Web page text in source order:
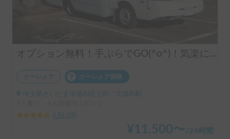
オプション無料！手ぶらでGO(^o^)！気楽に運転できるキャンピングカー!
カーシェア カーシェア保険
埼玉県さいたま市浦和区元町, ' 北浦和駅
4.86
29
¥ 11,500〜/24時間